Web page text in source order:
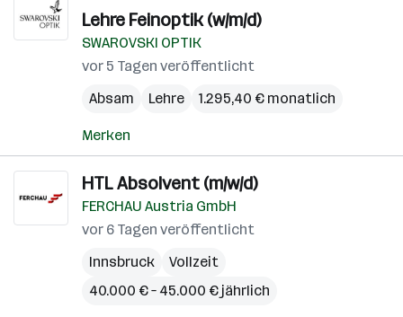
Lehre Feinoptik (w/m/d)
SWAROVSKI OPTIK
vor 5 Tagen veröffentlicht
Absam
Lehre 1.295,40 € monatlich
Merken
HTL Absolvent (m/w/d)
FERCHAU Austria GmbH
vor 6 Tagen veröffentlicht
Innsbruck
Vollzeit
40.000 € – 45.000 € jährlich